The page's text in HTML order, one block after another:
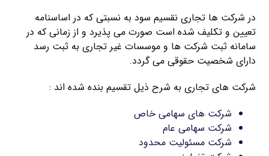
در شرکت ها تجاری نقسیم سود به نسبتی که در اساسنامه
تعیین و تکلیف شده است صورت می پذیرد و از زمانی که در
سامانه ثبت شرکت ها و موسسات غیر تجاری به ثبت رسد
دارای شخصیت حقوقی می گردد.
شرکت های تجاری به شرح ذیل تقسیم بنده شده اند :
شرکت های سهامی خاص
شرکت سهامی عام
شرکت مسئولیت محدود